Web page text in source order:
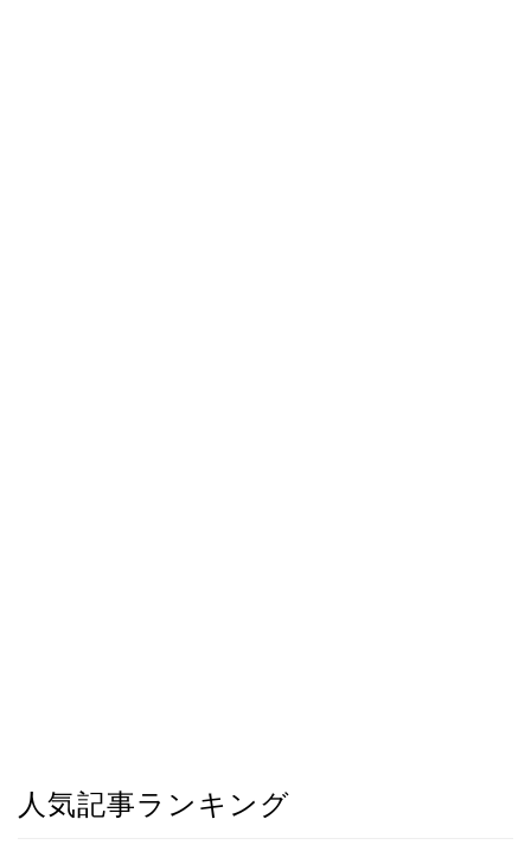
人気記事ランキング